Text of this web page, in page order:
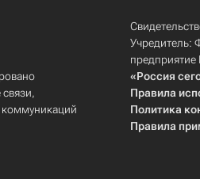
Учредитель:
«Россия
Правила
Политика
Правила